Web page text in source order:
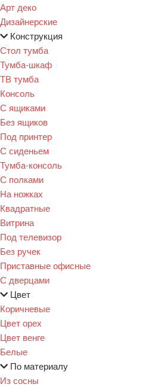
Арт деко
Дизайнерские
Конструкция
Стол тумба
Тумба-шкаф
ТВ тумба
Консоль
С ящиками
Без ящиков
Под принтер
С сиденьем
Тумба-консоль
С полками
На ножках
Квадратные
Витрина
Под телевизор
Без ручек
Приставные офисные
С дверцами
Цвет
Коричневые
Цвет орех
Цвет венге
Белые
По материалу
Из сосны